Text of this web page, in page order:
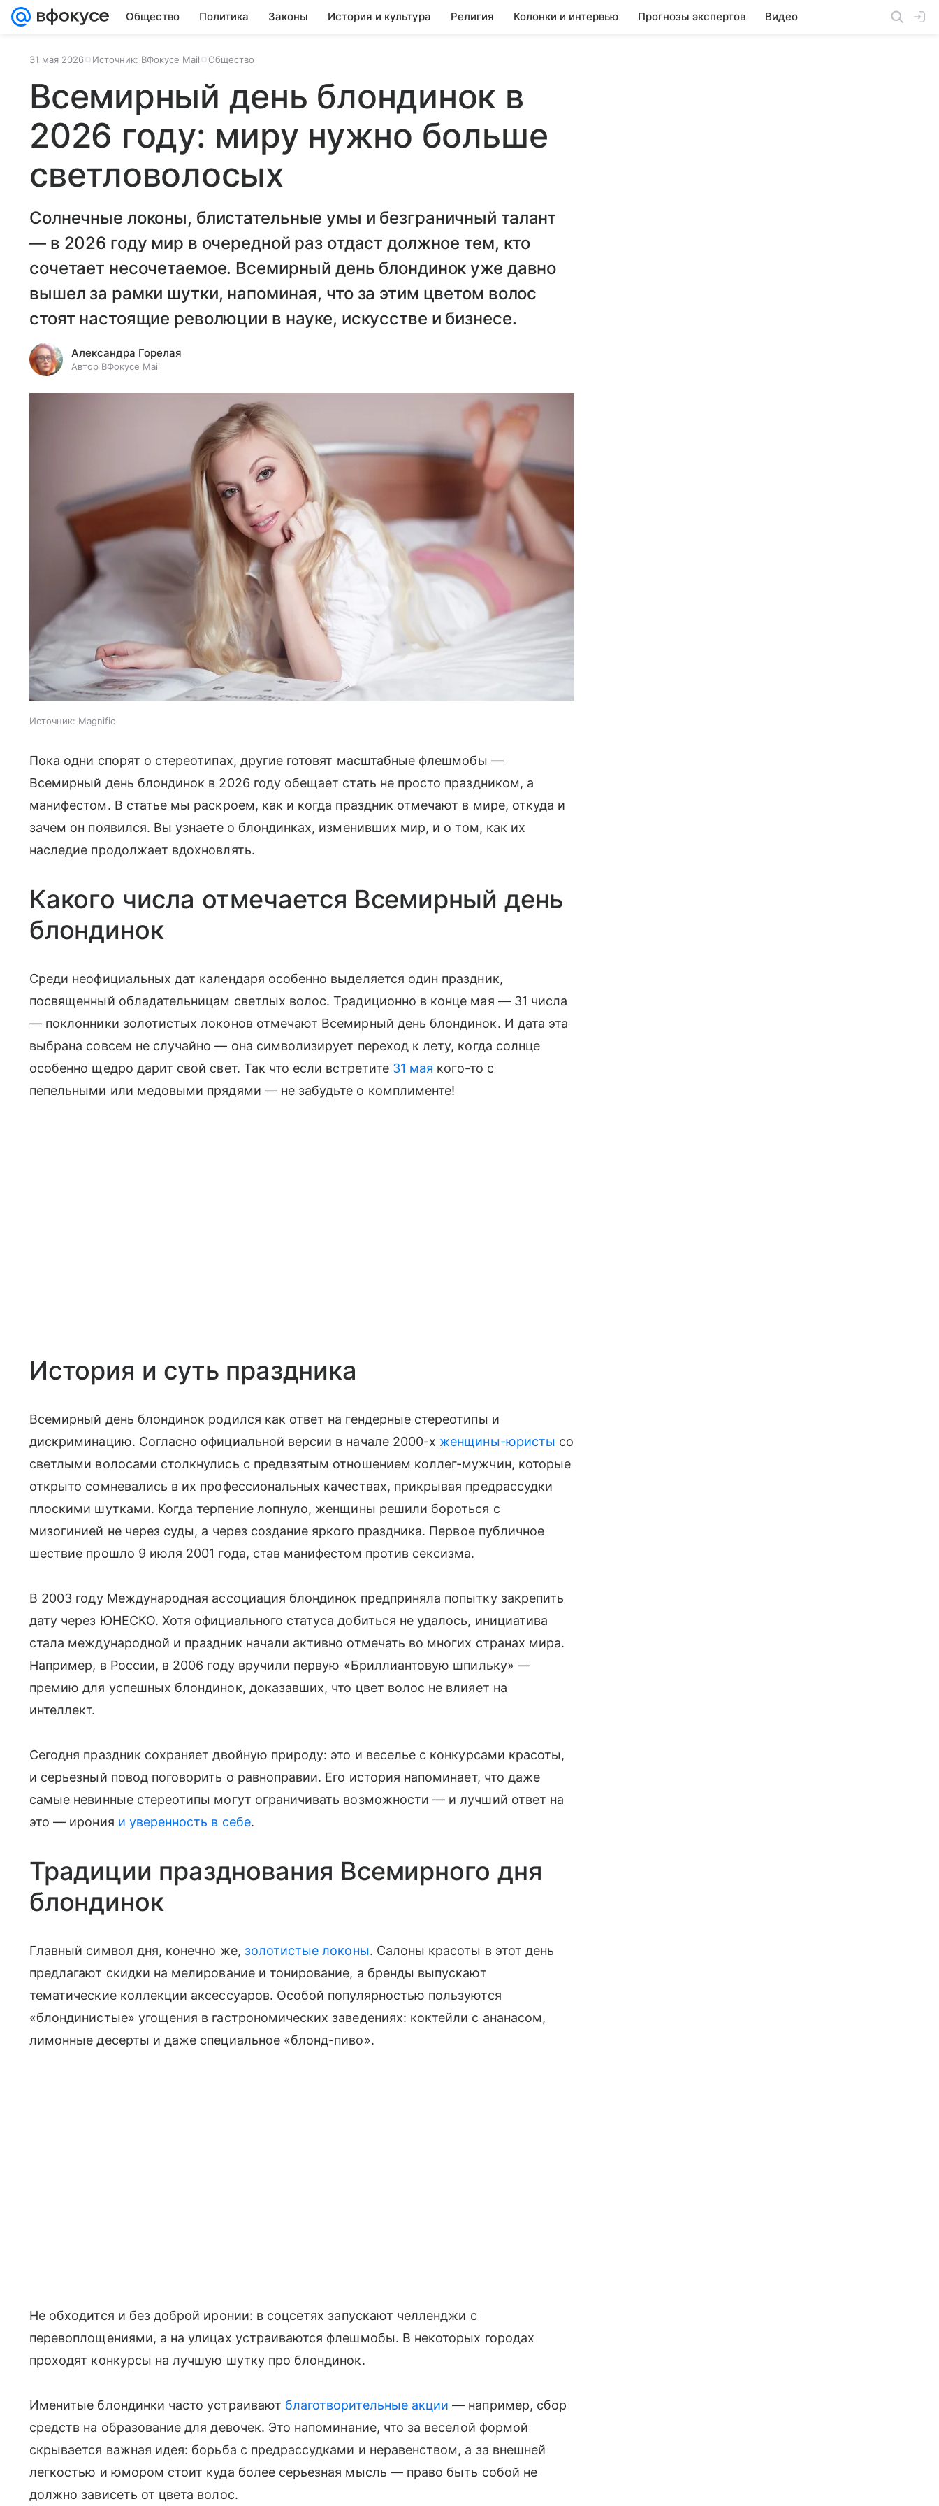
Общество Политика Законы История и культура Религия Колонки и интервью Прогнозы экспертов Видео
31 мая 2026 Источник: ВФокусе Mail Общество
Всемирный день блондинок в
2026 году: миру нужно больше
светловолосых
Солнечные локоны, блистательные умы и безграничный талант
— в 2026 году мир в очередной раз отдаст должное тем, кто
сочетает несочетаемое. Всемирный день блондинок уже давно
вышел за рамки шутки, напоминая, что за этим цветом волос
стоят настоящие революции в науке, искусстве и бизнесе.
Александра Горелая
Автор ВФокусе Mail
Источник: Magnific
Пока одни спорят о стереотипах, другие готовят масштабные флешмобы —
Всемирный день блондинок в 2026 году обещает стать не просто праздником, а
манифестом. В статье мы раскроем, как и когда праздник отмечают в мире, откуда и
зачем он появился. Вы узнаете о блондинках, изменивших мир, и о том, как их
наследие продолжает вдохновлять.
Какого числа отмечается Всемирный день
блондинок
Среди неофициальных дат календаря особенно выделяется один праздник,
посвященный обладательницам светлых волос. Традиционно в конце мая — 31 числа
— поклонники золотистых локонов отмечают Всемирный день блондинок. И дата эта
выбрана совсем не случайно — она символизирует переход к лету, когда солнце
особенно щедро дарит свой свет. Так что если встретите 31 мая кого-то с
пепельными или медовыми прядями — не забудьте о комплименте!
История и суть праздника
Всемирный день блондинок родился как ответ на гендерные стереотипы и
дискриминацию. Согласно официальной версии в начале 2000-х женщины-юристы со
светлыми волосами столкнулись с предвзятым отношением коллег-мужчин, которые
открыто сомневались в их профессиональных качествах, прикрывая предрассудки
плоскими шутками. Когда терпение лопнуло, женщины решили бороться с
мизогинией не через суды, а через создание яркого праздника. Первое публичное
шествие прошло 9 июля 2001 года, став манифестом против сексизма.
В 2003 году Международная ассоциация блондинок предприняла попытку закрепить
дату через ЮНЕСКО. Хотя официального статуса добиться не удалось, инициатива
стала международной и праздник начали активно отмечать во многих странах мира.
Например, в России, в 2006 году вручили первую «Бриллиантовую шпильку» —
премию для успешных блондинок, доказавших, что цвет волос не влияет на
интеллект.
Сегодня праздник сохраняет двойную природу: это и веселье с конкурсами красоты,
и серьезный повод поговорить о равноправии. Его история напоминает, что даже
самые невинные стереотипы могут ограничивать возможности — и лучший ответ на
это — ирония и уверенность в себе.
Традиции празднования Всемирного дня
блондинок
Главный символ дня, конечно же, золотистые локоны. Салоны красоты в этот день
предлагают скидки на мелирование и тонирование, а бренды выпускают
тематические коллекции аксессуаров. Особой популярностью пользуются
«блондинистые» угощения в гастрономических заведениях: коктейли с ананасом,
лимонные десерты и даже специальное «блонд-пиво».
Не обходится и без доброй иронии: в соцсетях запускают челленджи с
перевоплощениями, а на улицах устраиваются флешмобы. В некоторых городах
проходят конкурсы на лучшую шутку про блондинок.
Именитые блондинки часто устраивают благотворительные акции — например, сбор
средств на образование для девочек. Это напоминание, что за веселой формой
скрывается важная идея: борьба с предрассудками и неравенством, а за внешней
легкостью и юмором стоит куда более серьезная мысль — право быть собой не
должно зависеть от цвета волос.